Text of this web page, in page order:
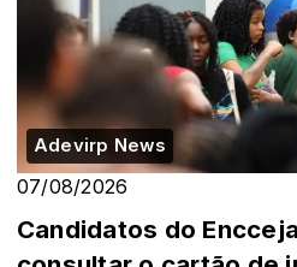
Adevirp News
07/08/2026
Candidatos do